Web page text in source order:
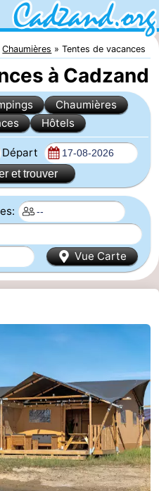
Chaumières Tentes de vacances
à Cadzand
Chaumières
Hôtels
Départ
et trouver
Vue Carte